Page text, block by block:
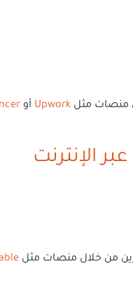
منصات مثل Upwork أو
الإنترنت
من خلال منصات مثل